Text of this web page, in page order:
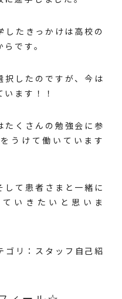
たきっかけは高校の
です。
択したのですが、今は
ます！！
たくさんの勉強会に参
うけて働いています
して患者さまと一緒に
いきたいと思いま
ゴリ： スタッフ自己紹